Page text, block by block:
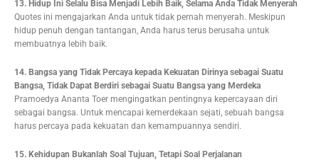
13. Hidup Ini Selalu Bisa Menjadi Lebih Baik, Selama Anda Tidak Menyerah
Quotes ini mengajarkan Anda untuk tidak pernah menyerah. Meskipun
hidup penuh dengan tantangan, Anda harus terus berusaha untuk
membuatnya lebih baik.
14. Bangsa yang Tidak Percaya kepada Kekuatan Dirinya sebagai Suatu
Bangsa, Tidak Dapat Berdiri sebagai Suatu Bangsa yang Merdeka
Pramoedya Ananta Toer mengingatkan pentingnya kepercayaan diri
sebagai bangsa. Untuk mencapai kemerdekaan sejati, sebuah bangsa
harus percaya pada kekuatan dan kemampuannya sendiri.
15. Kehidupan Bukanlah Soal Tujuan, Tetapi Soal Perjalanan